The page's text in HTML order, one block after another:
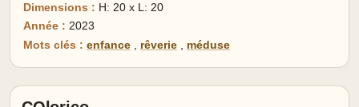
Dimensions : H: 20 x L: 20
Année : 2023
Mots clés : enfance , rêverie , méduse